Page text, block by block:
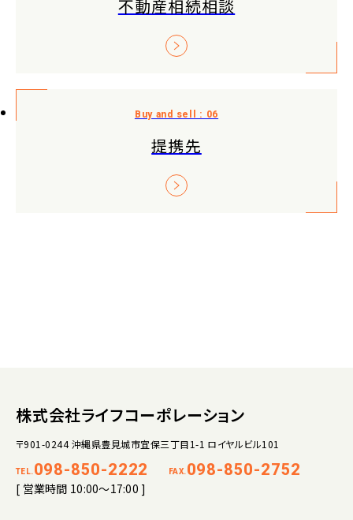
不動産相続相談
提携先
株式会社ライフコーポレーション
〒901-0244 沖縄県豊見城市宜保三丁目1-1 ロイヤルビル101
TEL. 098-850-2222 FAX. 098-850-2752
[ 営業時間 10:00～17:00 ]